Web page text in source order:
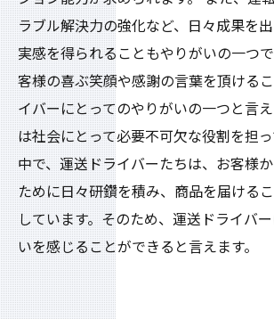
ラブル解決力の強化など、日々成果を
実感を得られることもやりがいの一つ
客様の喜ぶ笑顔や感謝の言葉を頂ける
イバーにとってのやりがいの一つと言
は社会にとって必要不可欠な役割を担
中で、運送ドライバーたちは、お客様
ために日々研鑽を積み、商品を届ける
しています。そのため、運送ドライバ
いを感じることができると言えます。